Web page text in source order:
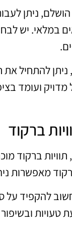
ניתן
במלאי. יש
להתחיל
מדויק ועומד
ברקוד
ברקוד
מאפשרות
להקפיד על
טעויות